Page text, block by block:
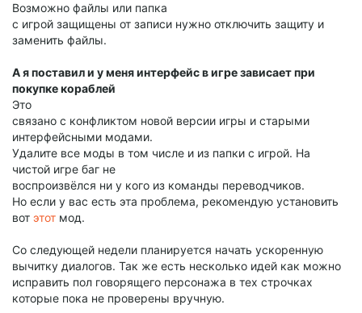
Возможно файлы или папка
с игрой защищены от записи нужно отключить защиту и
заменить файлы.
А я поставил и у меня интерфейс в игре зависает при
покупке кораблей
Это
связано с конфликтом новой версии игры и старыми
интерфейсными модами.
Удалите все моды в том числе и из папки с игрой. На
чистой игре баг не
воспроизвёлся ни у кого из команды переводчиков.
Но если у вас есть эта проблема, рекомендую установить
вот этот мод.
Со следующей недели планируется начать ускоренную
вычитку диалогов. Так же есть несколько идей как можно
исправить пол говорящего персонажа в тех строчках
которые пока не проверены вручную.